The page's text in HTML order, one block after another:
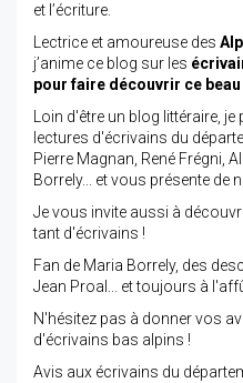
et l’écriture.
Lectrice et amoureuse des
j’anime ce blog sur les
pour faire découvrir ce
Loin d'être un blog littéraire,
lectures d'écrivains du
Pierre Magnan, René Frégni,
Borrely... et vous présente de
Je vous invite aussi à
tant d'écrivains !
Fan de Maria Borrely, des
Jean Proal... et toujours à
N'hésitez pas à donner vos
d'écrivains bas alpins !
Avis aux écrivains du